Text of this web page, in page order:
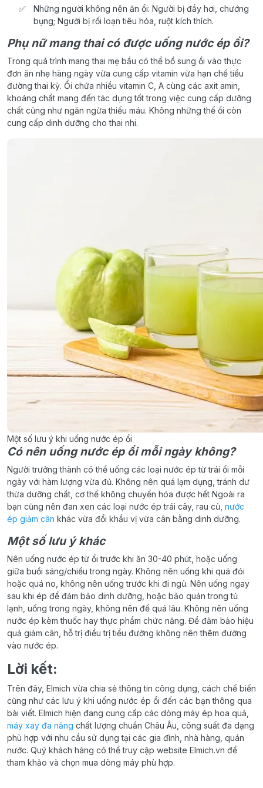
Những người không nên ăn ổi: Người bị đầy hơi, chướng
bụng; Người bị rối loạn tiêu hóa, ruột kích thích.
Phụ nữ mang thai có được uống nước ép ổi?
Trong quá trình mang thai mẹ bầu có thể bổ sung ổi vào thực
đơn ăn nhẹ hàng ngày vừa cung cấp vitamin vừa hạn chế tiểu
đường thai kỳ. Ổi chứa nhiều vitamin C, A cùng các axit amin,
khoáng chất mang đến tác dụng tốt trong việc cung cấp dưỡng
chất cũng như ngăn ngừa thiếu máu. Không những thế ổi còn
cung cấp dinh dưỡng cho thai nhi.
Một số lưu ý khi uống nước ép ổi
Có nên uống nước ép ổi mỗi ngày không?
Người trưởng thành có thể uống các loại nước ép từ trái ổi mỗi
ngày với hàm lượng vừa đủ. Không nên quá lạm dụng, tránh dư
thừa dưỡng chất, cơ thể không chuyển hóa được hết Ngoài ra
bạn cũng nên đan xen các loại nước ép trái cây, rau củ, nước
ép giảm cân khác vừa đổi khẩu vị vừa cân bằng dinh dưỡng.
Một số lưu ý khác
Nên uống nước ép từ ổi trước khi ăn 30-40 phút, hoặc uống
giữa buổi sáng/chiều trong ngày. Không nên uống khi quá đói
hoặc quá no, không nên uống trước khi đi ngủ. Nên uống ngay
sau khi ép để đảm bảo dinh dưỡng, hoặc bảo quản trong tủ
lạnh, uống trong ngày, không nên để quá lâu. Không nên uống
nước ép kèm thuốc hay thực phẩm chức năng. Để đảm bảo hiệu
quả giảm cân, hỗ trị điều trị tiểu đường không nên thêm đường
vào nước ép.
Lời kết:
Trên đây, Elmich vừa chia sẻ thông tin công dụng, cách chế biến
cũng như các lưu ý khi uống nước ép ổi đến các bạn thông qua
bài viết. Elmich hiện đang cung cấp các dòng máy ép hoa quả,
máy xay đa năng chất lượng chuẩn Châu Âu, công suất đa dạng
phù hợp với nhu cầu sử dụng tại các gia đình, nhà hàng, quán
nước. Quý khách hàng có thể truy cập website Elmich.vn để
tham khảo và chọn mua dòng máy phù hợp.